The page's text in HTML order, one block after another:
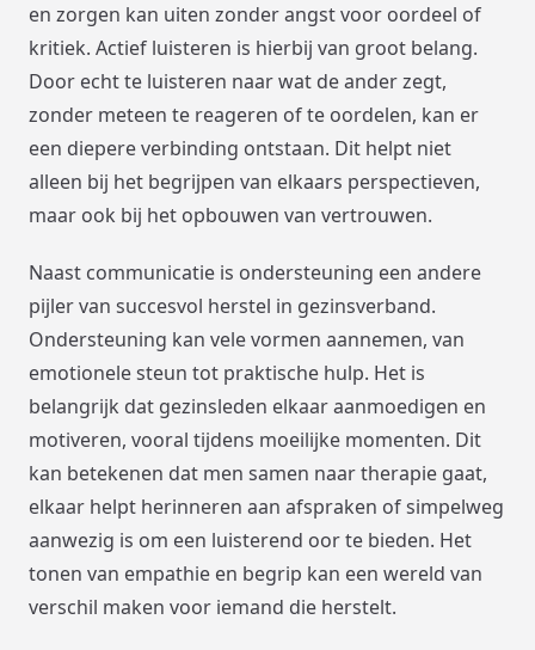
en zorgen kan uiten zonder angst voor oordeel of
kritiek. Actief luisteren is hierbij van groot belang.
Door echt te luisteren naar wat de ander zegt,
zonder meteen te reageren of te oordelen, kan er
een diepere verbinding ontstaan. Dit helpt niet
alleen bij het begrijpen van elkaars perspectieven,
maar ook bij het opbouwen van vertrouwen.
Naast communicatie is ondersteuning een andere
pijler van succesvol herstel in gezinsverband.
Ondersteuning kan vele vormen aannemen, van
emotionele steun tot praktische hulp. Het is
belangrijk dat gezinsleden elkaar aanmoedigen en
motiveren, vooral tijdens moeilijke momenten. Dit
kan betekenen dat men samen naar therapie gaat,
elkaar helpt herinneren aan afspraken of simpelweg
aanwezig is om een luisterend oor te bieden. Het
tonen van empathie en begrip kan een wereld van
verschil maken voor iemand die herstelt.